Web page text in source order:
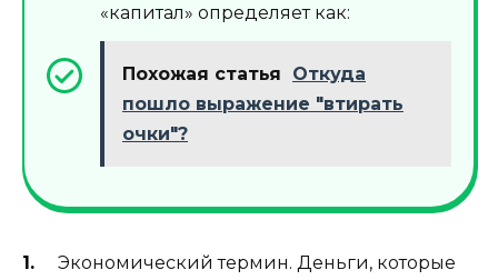
«капитал» определяет как:
Похожая статья
Откуда
пошло выражение "втирать
очки"?
Экономический термин. Деньги, которые